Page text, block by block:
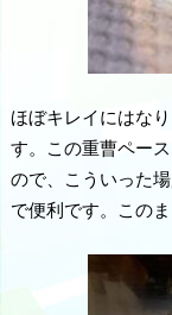
ほぼキレイにはな
す。この重曹ペー
ので、こういった
で便利です。この